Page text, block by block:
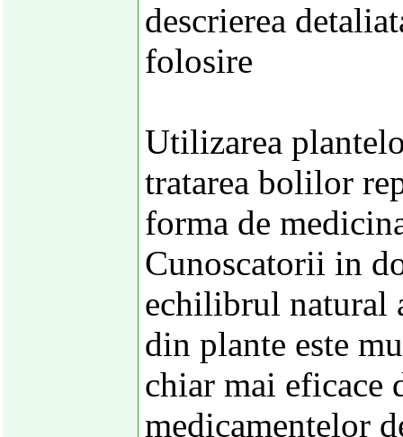
descrierea
folosire
Utilizarea
tratarea bolilor
forma de
Cunoscatorii in
echilibrul
din plante este
chiar mai eficace
medicamentelor